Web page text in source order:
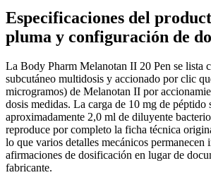
Especificaciones del
pluma y configuración de
La Body Pharm Melanotan II 20 Pen se lista
subcutáneo multidosis y accionado por clic
microgramos) de Melanotan II por
dosis medidas. La carga de 10 mg de péptido
aproximadamente 2,0 ml de diluyente
reproduce por completo la ficha técnica
lo que varios detalles mecánicos permanecen
afirmaciones de dosificación en lugar de
fabricante.